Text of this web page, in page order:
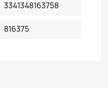
3341348163758
816375